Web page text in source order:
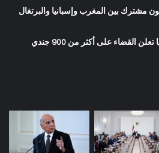
على مختلف المحاور.. روسيا تعلن القضاء على أكثر من 900 جندي